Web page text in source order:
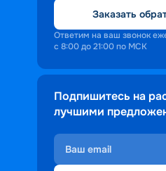
Заказать
Ответим на ваш звонок
с 8:00 до 21:00 по МСК
Подпишитесь на
лучшими